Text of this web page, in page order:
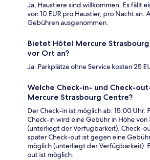
Ja, Haustiere sind willkommen. Es fällt
von 10 EUR pro Haustier, pro Nacht an.
Gebühren ausgenommen.
Bietet Hôtel Mercure
vor Ort an?
Ja. Parkplätze ohne Service kosten 25
Welche Check-in- und Check-
Mercure Strasbourg Centre?
Der Check-in ist möglich ab: 15:00 Uhr.
Check-in wird eine Gebühr in Höhe von
(unterliegt der Verfügbarkeit). Check-
später Check-out ist gegen eine
möglich (unterliegt der Verfügbarkeit).
out ist möglich.